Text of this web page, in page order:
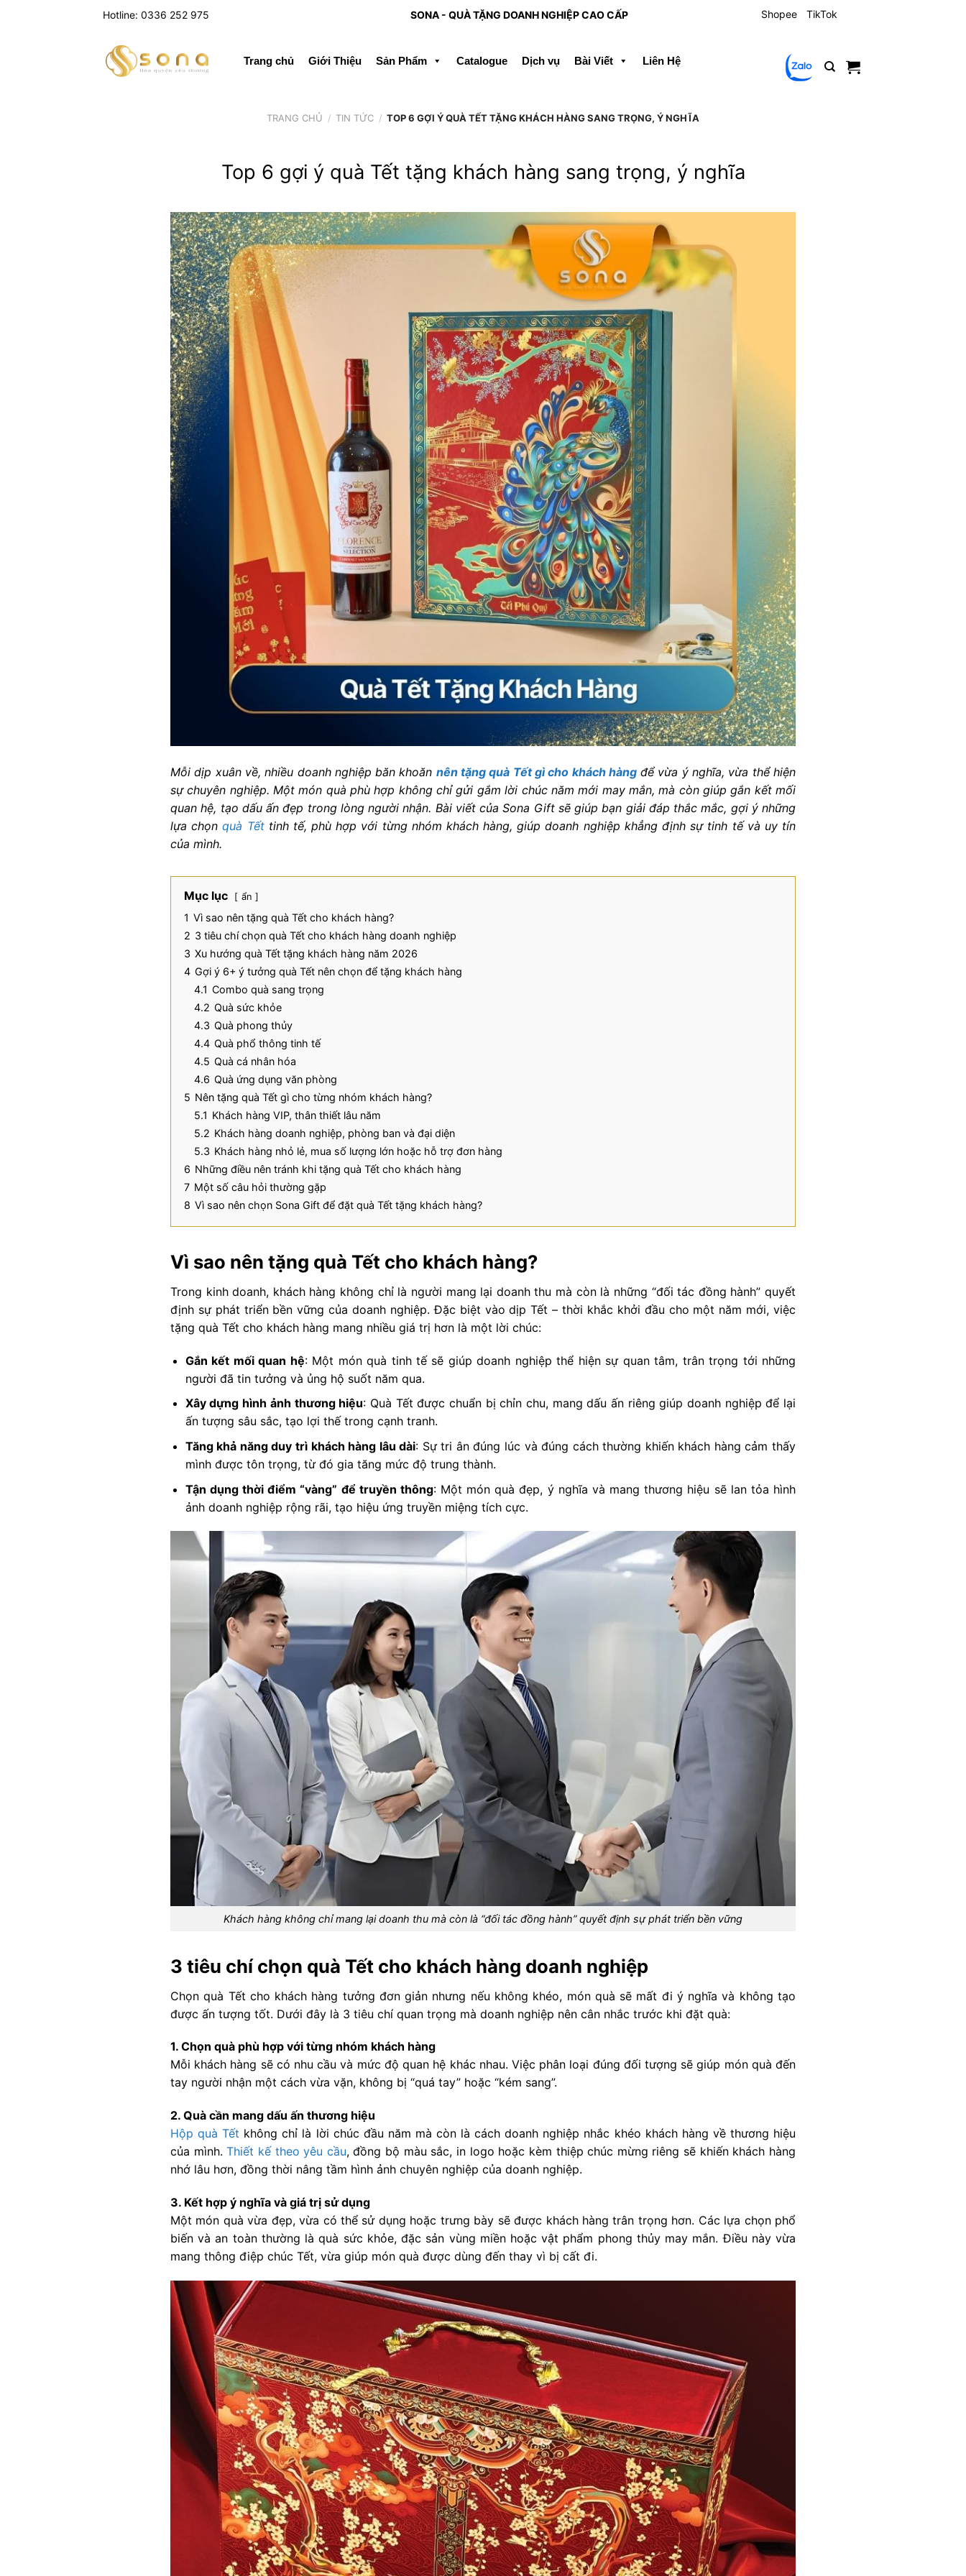
Hotline: 0336 252 975 SONA - QUÀ TẶNG DOANH NGHIỆP CAO CẤP Shopee TikTok
Trang chủ Giới Thiệu Sản Phẩm Catalogue Dịch vụ Bài Viết Liên Hệ
TRANG CHỦ / TIN TỨC / TOP 6 GỢI Ý QUÀ TẾT TẶNG KHÁCH HÀNG SANG TRỌNG, Ý NGHĨA
Top 6 gợi ý quà Tết tặng khách hàng sang trọng, ý nghĩa
Mỗi dịp xuân về, nhiều doanh nghiệp băn khoăn nên tặng quà Tết gì cho khách hàngđể vừa ý nghĩa, vừa thể hiện
sự chuyên nghiệp. Một món quà phù hợp không chỉ gửi gắm lời chúc năm mới may mắn, mà còn giúp gắn kết mối
quan hệ, tạo dấu ấn đẹp trong lòng người nhận. Bài viết của Sona Gift sẽ giúp bạn giải đáp thắc mắc, gợi ý những
lựa chọnquà Tếttinh tế, phù hợp với từng nhóm khách hàng, giúp doanh nghiệp khẳng định sự tinh tế và uy tín
của mình.
Mục lục ẩn
1 Vì sao nên tặng quà Tết cho khách hàng?
2 3 tiêu chí chọn quà Tết cho khách hàng doanh nghiệp
3 Xu hướng quà Tết tặng khách hàng năm 2026
4 Gợi ý 6+ ý tưởng quà Tết nên chọn để tặng khách hàng
4.1 Combo quà sang trọng
4.2 Quà sức khỏe
4.3 Quà phong thủy
4.4 Quà phổ thông tinh tế
4.5 Quà cá nhân hóa
4.6 Quà ứng dụng văn phòng
5 Nên tặng quà Tết gì cho từng nhóm khách hàng?
5.1 Khách hàng VIP, thân thiết lâu năm
5.2 Khách hàng doanh nghiệp, phòng ban và đại diện
5.3 Khách hàng nhỏ lẻ, mua số lượng lớn hoặc hỗ trợ đơn hàng
6 Những điều nên tránh khi tặng quà Tết cho khách hàng
7 Một số câu hỏi thường gặp
8 Vì sao nên chọn Sona Gift để đặt quà Tết tặng khách hàng?
Vì sao nên tặng quà Tết cho khách hàng?
Trong kinh doanh, khách hàng không chỉ là người mang lại doanh thu mà còn là những “đối tác đồng hành” quyết
định sự phát triển bền vững của doanh nghiệp. Đặc biệt vào dịp Tết – thời khắc khởi đầu cho một năm mới, việc
tặng quà Tết cho khách hàng mang nhiều giá trị hơn là một lời chúc:
Gắn kết mối quan hệ: Một món quà tinh tế sẽ giúp doanh nghiệp thể hiện sự quan tâm, trân trọng tới những
người đã tin tưởng và ủng hộ suốt năm qua.
Xây dựng hình ảnh thương hiệu: Quà Tết được chuẩn bị chỉn chu, mang dấu ấn riêng giúp doanh nghiệp để lại
ấn tượng sâu sắc, tạo lợi thế trong cạnh tranh.
Tăng khả năng duy trì khách hàng lâu dài: Sự tri ân đúng lúc và đúng cách thường khiến khách hàng cảm thấy
mình được tôn trọng, từ đó gia tăng mức độ trung thành.
Tận dụng thời điểm “vàng” để truyền thông: Một món quà đẹp, ý nghĩa và mang thương hiệu sẽ lan tỏa hình
ảnh doanh nghiệp rộng rãi, tạo hiệu ứng truyền miệng tích cực.
Khách hàng không chỉ mang lại doanh thu mà còn là “đối tác đồng hành” quyết định sự phát triển bền vững
3 tiêu chí chọn quà Tết cho khách hàng doanh nghiệp
Chọn quà Tết cho khách hàng tưởng đơn giản nhưng nếu không khéo, món quà sẽ mất đi ý nghĩa và không tạo
được ấn tượng tốt. Dưới đây là 3 tiêu chí quan trọng mà doanh nghiệp nên cân nhắc trước khi đặt quà:
1. Chọn quà phù hợp với từng nhóm khách hàng
Mỗi khách hàng sẽ có nhu cầu và mức độ quan hệ khác nhau. Việc phân loại đúng đối tượng sẽ giúp món quà đến
tay người nhận một cách vừa vặn, không bị “quá tay” hoặc “kém sang”.
2. Quà cần mang dấu ấn thương hiệu
Hộp quà Tết không chỉ là lời chúc đầu năm mà còn là cách doanh nghiệp nhắc khéo khách hàng về thương hiệu
của mình.Thiết kế theo yêu cầu, đồng bộ màu sắc, in logo hoặc kèm thiệp chúc mừng riêng sẽ khiến khách hàng
nhớ lâu hơn, đồng thời nâng tầm hình ảnh chuyên nghiệp của doanh nghiệp.
3. Kết hợp ý nghĩa và giá trị sử dụng
Một món quà vừa đẹp, vừa có thể sử dụng hoặc trưng bày sẽ được khách hàng trân trọng hơn. Các lựa chọn phổ
biến và an toàn thường là quà sức khỏe, đặc sản vùng miền hoặc vật phẩm phong thủy may mắn. Điều này vừa
mang thông điệp chúc Tết, vừa giúp món quà được dùng đến thay vì bị cất đi.